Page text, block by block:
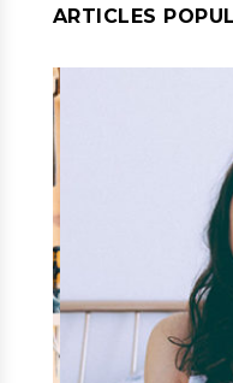
ARTICLES